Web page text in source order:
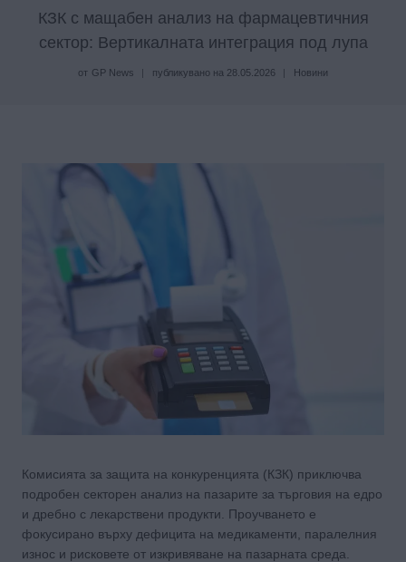
КЗК с мащабен анализ на фармацевтичния
сектор: Вертикалната интеграция под лупа
от GP News публикувано на 28.05.2026 Новини
Комисията за защита на конкуренцията (КЗК) приключва
подробен секторен анализ на пазарите за търговия на едро
и дребно с лекарствени продукти. Проучването е
фокусирано върху дефицита на медикаменти, паралелния
износ и рисковете от изкривяване на пазарната среда.